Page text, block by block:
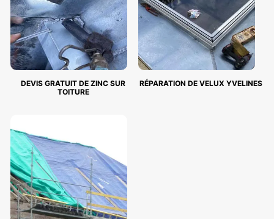
DEVIS GRATUIT DE ZINC SUR
TOITURE
RÉPARATION DE VELUX YVELINES